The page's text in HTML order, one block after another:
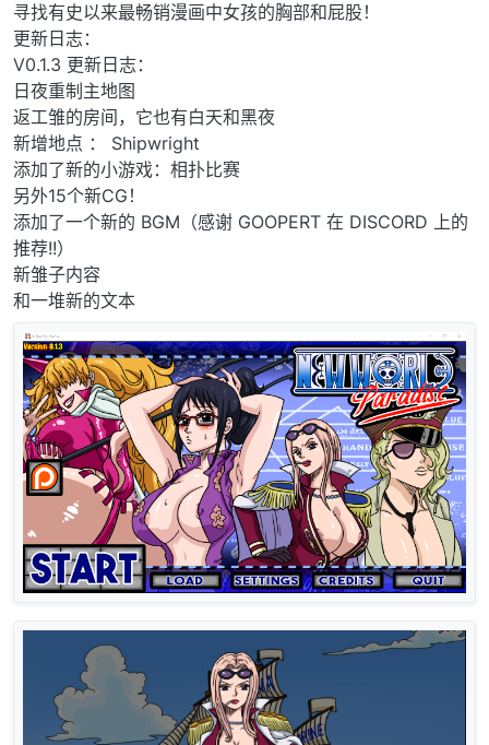
寻找有史以来最畅销漫画中女孩的胸部和屁股！
更新日志：
V0.1.3 更新日志：
日夜重制主地图
返工雏的房间，它也有白天和黑夜
新增地点 ： Shipwright
添加了新的小游戏：相扑比赛
另外15个新CG！
添加了一个新的 BGM（感谢 GOOPERT 在 DISCORD 上的
推荐!!）
新雏子内容
和一堆新的文本